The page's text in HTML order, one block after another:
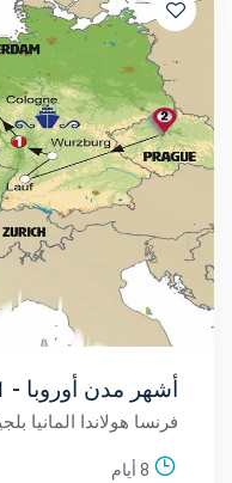
أشهر مدن أوروبا - 2601931
فرنسا هولاندا المانيا
8 أيام